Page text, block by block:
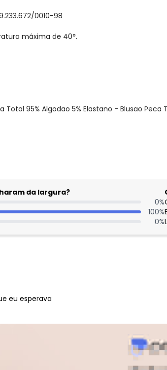
0010-98
máxima de 40°.
95% Algodao 5% Elastano - Blusao Peca
da largura?
0%
100%
0%
eu esperava